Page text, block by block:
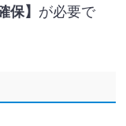
保】 が必要で